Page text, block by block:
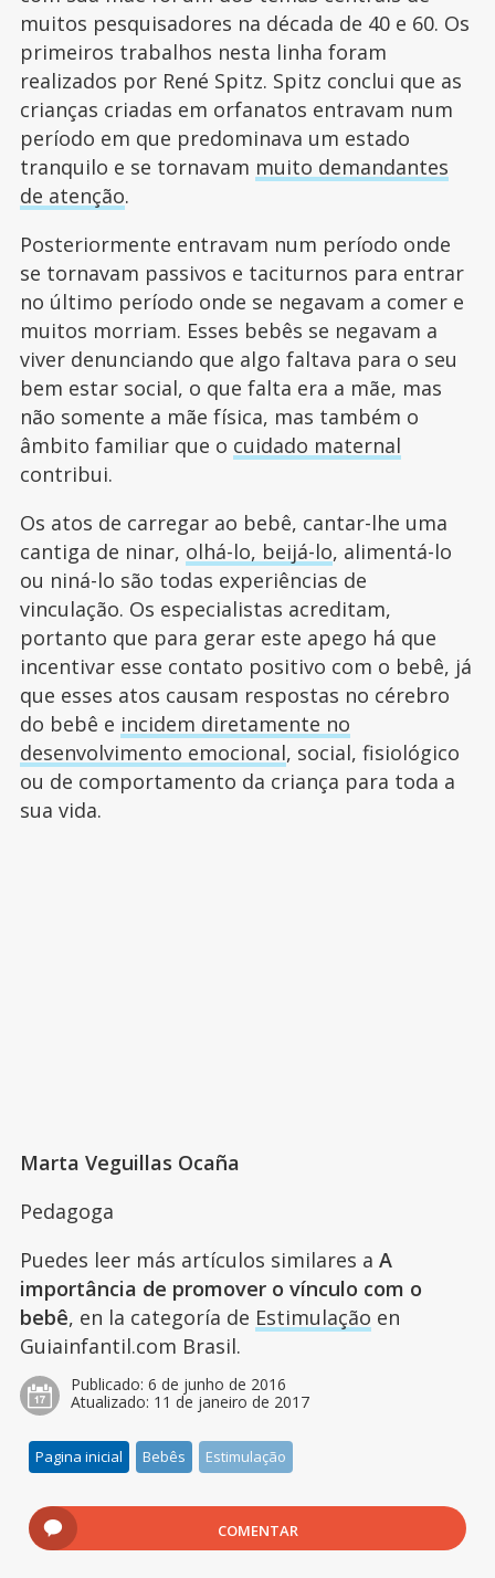
muitos pesquisadores na década de 40 e 60. Os
primeiros trabalhos nesta linha foram
realizados por René Spitz. Spitz conclui que as
crianças criadas em orfanatos entravam num
período em que predominava um estado
tranquilo e se tornavam muito demandantes
de atenção.
Posteriormente entravam num período onde
se tornavam passivos e taciturnos para entrar
no último período onde se negavam a comer e
muitos morriam. Esses bebês se negavam a
viver denunciando que algo faltava para o seu
bem estar social, o que falta era a mãe, mas
não somente a mãe física, mas também o
âmbito familiar que o cuidado maternal
contribui.
Os atos de carregar ao bebê, cantar-lhe uma
cantiga de ninar, olhá-lo, beijá-lo, alimentá-lo
ou niná-lo são todas experiências de
vinculação. Os especialistas acreditam,
portanto que para gerar este apego há que
incentivar esse contato positivo com o bebê, já
que esses atos causam respostas no cérebro
do bebê e incidem diretamente no
desenvolvimento emocional, social, fisiológico
ou de comportamento da criança para toda a
sua vida.
Marta Veguillas Ocaña
Pedagoga
Puedes leer más artículos similares a A
importância de promover o vínculo com o
bebê, en la categoría de Estimulação en
Guiainfantil.com Brasil.
Publicado: 6 de junho de 2016
Atualizado: 11 de janeiro de 2017
Pagina inicial Bebês Estimulação
COMENTAR